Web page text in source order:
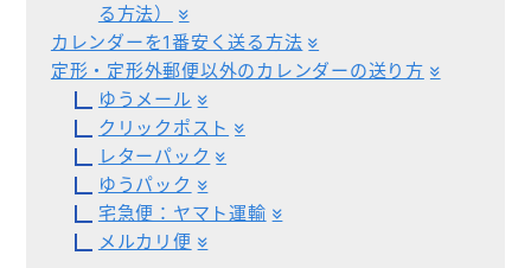
お役立ち情報
よくあるご質問
会社概要
る方法）
カレンダーを1番安く送る方法
定形・定形外郵便以外のカレンダーの送り方
ゆうメール
クリックポスト
レターパック
ゆうパック
宅急便：ヤマト運輸
メルカリ便